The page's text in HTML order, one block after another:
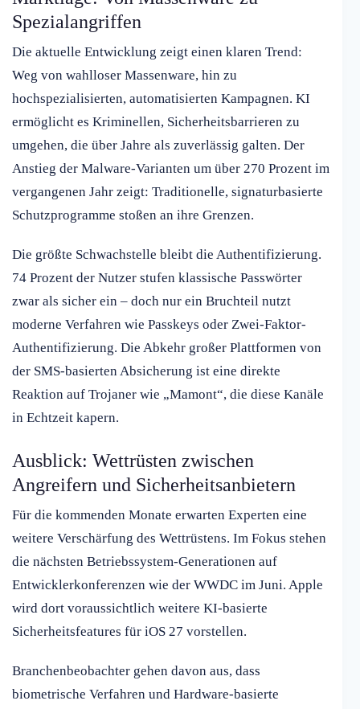
Spezialangriffen
Die aktuelle Entwicklung zeigt einen klaren Trend:
Weg von wahlloser Massenware, hin zu
hochspezialisierten, automatisierten Kampagnen. KI
ermöglicht es Kriminellen, Sicherheitsbarrieren zu
umgehen, die über Jahre als zuverlässig galten. Der
Anstieg der Malware-Varianten um über 270 Prozent im
vergangenen Jahr zeigt: Traditionelle, signaturbasierte
Schutzprogramme stoßen an ihre Grenzen.
Die größte Schwachstelle bleibt die Authentifizierung.
74 Prozent der Nutzer stufen klassische Passwörter
zwar als sicher ein – doch nur ein Bruchteil nutzt
moderne Verfahren wie Passkeys oder Zwei-Faktor-
Authentifizierung. Die Abkehr großer Plattformen von
der SMS-basierten Absicherung ist eine direkte
Reaktion auf Trojaner wie „Mamont“, die diese Kanäle
in Echtzeit kapern.
Ausblick: Wettrüsten zwischen
Angreifern und Sicherheitsanbietern
Für die kommenden Monate erwarten Experten eine
weitere Verschärfung des Wettrüstens. Im Fokus stehen
die nächsten Betriebssystem-Generationen auf
Entwicklerkonferenzen wie der WWDC im Juni. Apple
wird dort voraussichtlich weitere KI-basierte
Sicherheitsfeatures für iOS 27 vorstellen.
Branchenbeobachter gehen davon aus, dass
biometrische Verfahren und Hardware-basierte